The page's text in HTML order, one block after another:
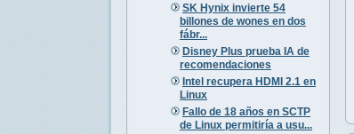
SK Hynix invierte 54
billones de wones en dos
fábr...
Disney Plus prueba IA de
recomendaciones
Intel recupera HDMI 2.1 en
Linux
Fallo de 18 años en SCTP
de Linux permitiría a usu...